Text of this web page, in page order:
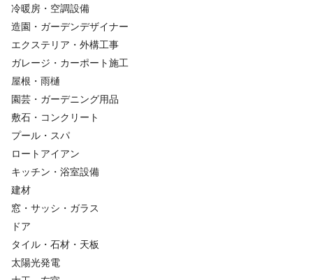
冷暖房・空調設備
造園・ガーデンデザイナー
エクステリア・外構工事
ガレージ・カーポート施工
屋根・雨樋
園芸・ガーデニング用品
敷石・コンクリート
プール・スパ
ロートアイアン
キッチン・浴室設備
建材
窓・サッシ・ガラス
ドア
タイル・石材・天板
太陽光発電